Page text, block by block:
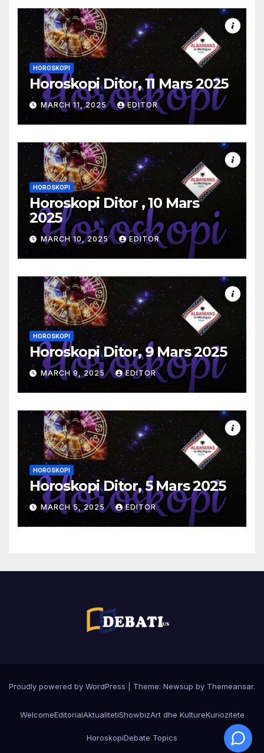
HOROSKOPI
Horoskopi Ditor, 11 Mars 2025
MARCH 11, 2025 EDITOR
HOROSKOPI
Horoskopi Ditor , 10 Mars
2025
MARCH 10, 2025 EDITOR
HOROSKOPI
Horoskopi Ditor, 9 Mars 2025
MARCH 9, 2025 EDITOR
HOROSKOPI
Horoskopi Ditor, 5 Mars 2025
MARCH 5, 2025 EDITOR
Proudly powered by WordPress Theme: Newsup by Themeansar.
WelcomeEditorialAktualitetiShowbizArt dhe KultureKuriozitete
HoroskopiDebate Topics